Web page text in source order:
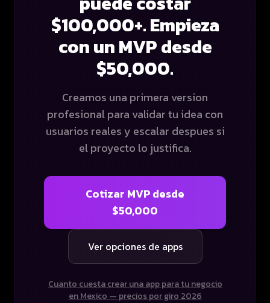
$100,000+. Empieza
con un MVP desde
$50,000.
Creamos una primera version
profesional para validar tu idea con
usuarios reales y escalar despues si
el proyecto lo justifica.
Cotizar MVP desde
$50,000
Ver opciones de apps
Cuanto cuesta crear una app para tu negocio
en Mexico — precios por giro 2026